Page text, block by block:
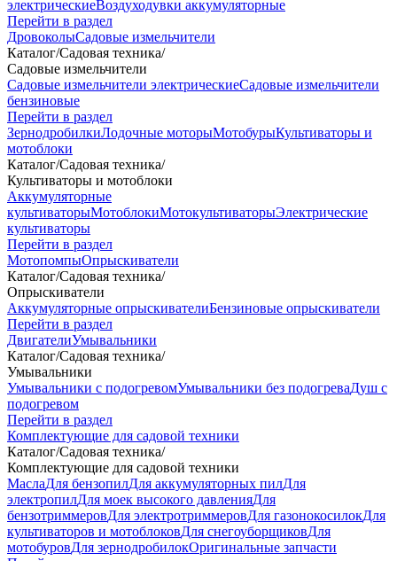
электрическиеВоздуходувки аккумуляторные
Перейти в раздел
ДровоколыСадовые измельчители
Каталог/Садовая техника/
Садовые измельчители
Садовые измельчители электрическиеСадовые измельчители
бензиновые
Перейти в раздел
ЗернодробилкиЛодочные моторыМотобурыКультиваторы и
мотоблоки
Каталог/Садовая техника/
Культиваторы и мотоблоки
Аккумуляторные
культиваторыМотоблокиМотокультиваторыЭлектрические
культиваторы
Перейти в раздел
МотопомпыОпрыскиватели
Каталог/Садовая техника/
Опрыскиватели
Аккумуляторные опрыскивателиБензиновые опрыскиватели
Перейти в раздел
ДвигателиУмывальники
Каталог/Садовая техника/
Умывальники
Умывальники с подогревомУмывальники без подогреваДуш с
подогревом
Перейти в раздел
Комплектующие для садовой техники
Каталог/Садовая техника/
Комплектующие для садовой техники
МаслаДля бензопилДля аккумуляторных пилДля
электропилДля моек высокого давленияДля
бензотриммеровДля электротриммеровДля газонокосилокДля
культиваторов и мотоблоковДля снегоуборщиковДля
мотобуровДля зернодробилокОригинальные запчасти